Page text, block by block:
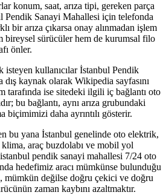
konum, saat, arıza tipi, gereken parça
Pendik Sanayi Mahallesi için telefonda
bir arıza çıkarsa onay alınmadan işlem
bireysel sürücüler hem de kurumsal filo
önler.
kullanıcılar İstanbul Pendik
dış kaynak olarak Wikipedia sayfasını
tarafında ise sitedeki ilgili iç bağlantı oto
bu bağlantı, aynı arıza grubundaki
biçimimizi daha ayrıntılı gösterir.
bu yana İstanbul genelinde oto elektrik,
araç buzdolabı ve mobil yol
istanbul pendik sanayi mahallesi 7/24 oto
hedefimiz aracı mümkünse bulunduğu
mümkün değilse doğru çekici ve doğru
zaman kaybını azaltmaktır.